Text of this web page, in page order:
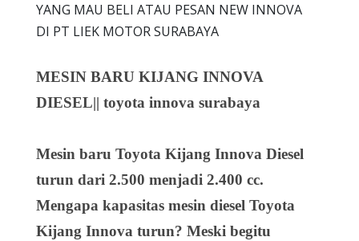
YANG MAU BELI ATAU PESAN NEW INNOVA
DI PT LIEK MOTOR SURABAYA
MESIN BARU KIJANG INNOVA
DIESEL|| toyota innova surabaya
Mesin baru Toyota Kijang Innova Diesel
turun dari 2.500 menjadi 2.400 cc.
Mengapa kapasitas mesin diesel Toyota
Kijang Innova turun? Meski begitu